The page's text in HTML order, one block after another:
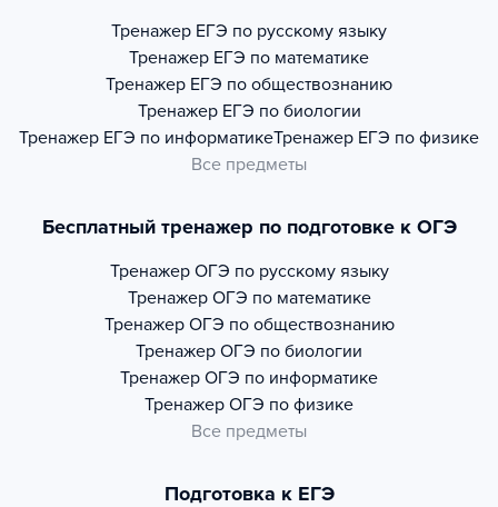
Тренажер ЕГЭ по русскому языку
Тренажер ЕГЭ по математике
Тренажер ЕГЭ по обществознанию
Тренажер ЕГЭ по биологии
Тренажер ЕГЭ по информатикеТренажер ЕГЭ по физике
Все предметы
Бесплатный тренажер по подготовке к ОГЭ
Тренажер ОГЭ по русскому языку
Тренажер ОГЭ по математике
Тренажер ОГЭ по обществознанию
Тренажер ОГЭ по биологии
Тренажер ОГЭ по информатике
Тренажер ОГЭ по физике
Все предметы
Подготовка к ЕГЭ